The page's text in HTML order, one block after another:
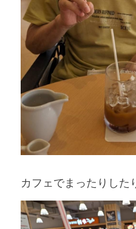
カフェでまったりした